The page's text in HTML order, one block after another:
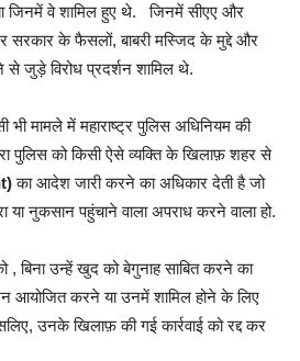
जिनमें वे शामिल हुए थे. जिनमें सीएए और
सरकार के फैसलों, बाबरी मस्जिद के मुद्दे और
से जुड़े विरोध प्रदर्शन शामिल थे.
मामले में महाराष्ट्र पुलिस अधिनियम की
पुलिस को किसी ऐसे व्यक्ति के खिलाफ़ शहर से
का आदेश जारी करने का अधिकार देती है जो
या नुकसान पहुंचाने वाला अपराध करने वाला हो.
, बिना उन्हें खुद को बेगुनाह साबित करने का
आयोजित करने या उनमें शामिल होने के लिए
उनके खिलाफ़ की गई कार्रवाई को रद्द कर